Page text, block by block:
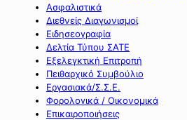
Ασφαλιστικά
Διεθνείς Διαγωνισμοί
Ειδησεογραφία
Δελτία Τύπου ΣΑΤΕ
Εξελεγκτική Επιτροπή
Πειθαρχικό Συμβούλιο
Εργασιακά/Σ.Σ.Ε.
Φορολογικά / Οικονομικά
Επικαιροποιήσεις